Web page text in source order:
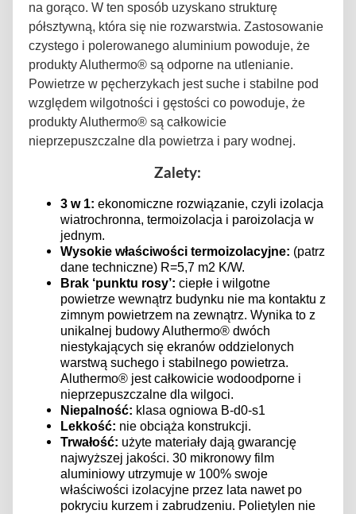
na gorąco. W ten sposób uzyskano strukturę
półsztywną, która się nie rozwarstwia. Zastosowanie
czystego i polerowanego aluminium powoduje, że
produkty Aluthermo® są odporne na utlenianie.
Powietrze w pęcherzykach jest suche i stabilne pod
względem wilgotności i gęstości co powoduje, że
produkty Aluthermo® są całkowicie
nieprzepuszczalne dla powietrza i pary wodnej.
Zalety:
3 w 1: ekonomiczne rozwiązanie, czyli izolacja
wiatrochronna, termoizolacja i paroizolacja w
jednym.
Wysokie właściwości termoizolacyjne: (patrz
dane techniczne) R=5,7 m2 K/W.
Brak ‘punktu rosy’: ciepłe i wilgotne
powietrze wewnątrz budynku nie ma kontaktu z
zimnym powietrzem na zewnątrz. Wynika to z
unikalnej budowy Aluthermo® dwóch
niestykających się ekranów oddzielonych
warstwą suchego i stabilnego powietrza.
Aluthermo® jest całkowicie wodoodporne i
nieprzepuszczalne dla wilgoci.
Niepalność: klasa ogniowa B-d0-s1
Lekkość: nie obciąża konstrukcji.
Trwałość: użyte materiały dają gwarancję
najwyższej jakości. 30 mikronowy film
aluminiowy utrzymuje w 100% swoje
właściwości izolacyjne przez lata nawet po
pokryciu kurzem i zabrudzeniu. Polietylen nie